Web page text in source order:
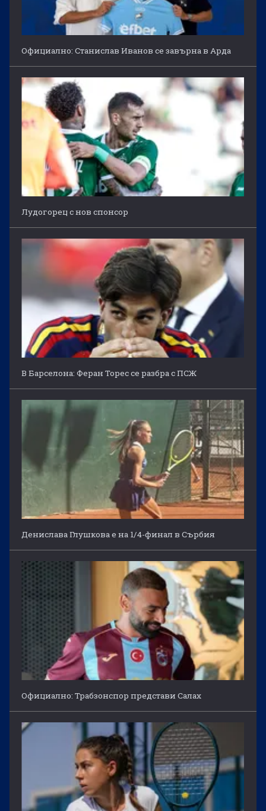
Официално: Станислав Иванов се завърна в Арда
Лудогорец с нов спонсор
В Барселона: Феран Торес се разбра с ПСЖ
Денислава Глушкова е на 1/4-финал в Сърбия
Официално: Трабзонспор представи Салах